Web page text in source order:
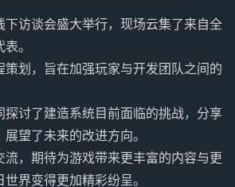
下访谈会盛大举行，现场云集了来自全
。
策划，旨在加强玩家与开发团队之间的
探讨了建造系统目前面临的挑战，分享
望了未来的改进方向。
流，期待为游戏带来更丰富的内容与更
界变得更加精彩纷呈。